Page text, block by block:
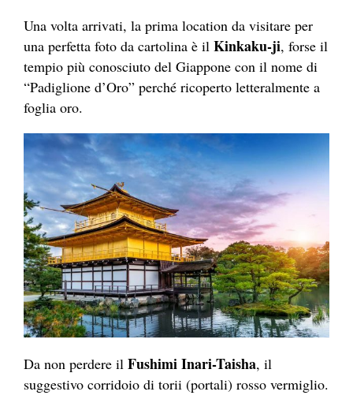
Una volta arrivati, la prima location da visitare per
una perfetta foto da cartolina è il Kinkaku-ji, forse il
tempio più conosciuto del Giappone con il nome di
“Padiglione d’Oro” perché ricoperto letteralmente a
foglia oro.
Da non perdere il Fushimi Inari-Taisha, il
suggestivo corridoio di torii (portali) rosso vermiglio.